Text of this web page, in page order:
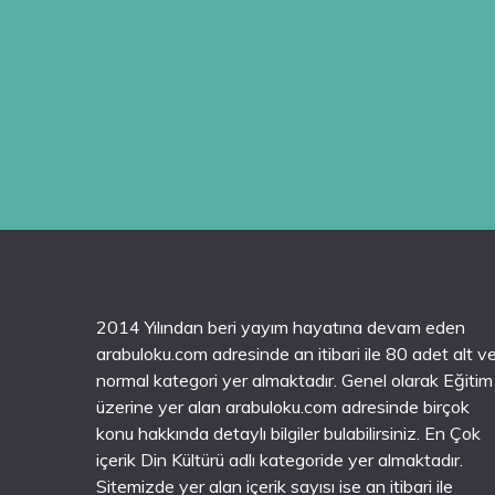
2014 Yılından beri yayım hayatına devam eden
arabuloku.com adresinde an itibari ile 80 adet alt
normal kategori yer almaktadır. Genel olarak Eğitim
üzerine yer alan arabuloku.com adresinde birçok
konu hakkında detaylı bilgiler bulabilirsiniz. En Çok
içerik Din Kültürü adlı kategoride yer almaktadır.
Sitemizde yer alan içerik sayısı ise an itibari ile